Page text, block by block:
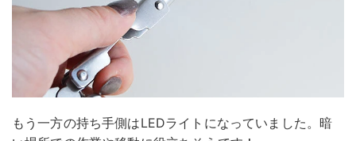
もう一方の持ち手側はLEDライトになっていました。暗